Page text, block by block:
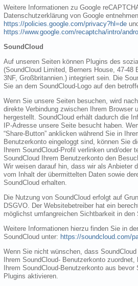
Weitere Informationen zu Google
Datenschutzerklärung von Google
https://policies.google.com/privacy?hl=de
https://www.google.com/recaptcha/intro/
SoundCloud
Auf unseren Seiten können Plugins des
(SoundCloud Limited, Berners House, 47-48
3NF, Großbritannien.) integriert sein. Die
Sie an dem SoundCloud-Logo auf den
Wenn Sie unsere Seiten besuchen, wird
direkte Verbindung zwischen Ihrem Browser
hergestellt. SoundCloud erhält dadurch die
IP-Adresse unsere Seite besucht haben.
“Share-Button” anklicken während Sie in
Benutzerkonto eingeloggt sind, können Sie
Ihrem SoundCloud-Profil verlinken und/oder
SoundCloud Ihrem Benutzerkonto den
Wir weisen darauf hin, dass wir als Anbieter
vom Inhalt der übermittelten Daten sowie
SoundCloud erhalten.
Die Nutzung von SoundCloud erfolgt auf
DSGVO. Der Websitebetreiber hat ein
möglichst umfangreichen Sichtbarkeit in den
Weitere Informationen hierzu finden Sie in
SoundCloud unter: https://soundcloud.com/
Wenn Sie nicht wünschen, dass
Ihrem SoundCloud- Benutzerkonto
Ihrem SoundCloud-Benutzerkonto aus
Plugins aktivieren.